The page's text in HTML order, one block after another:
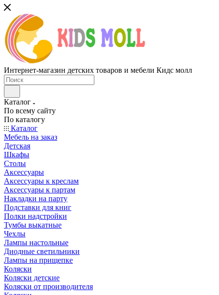
Интернет-магазин детских товаров и мебели Кидс молл
Каталог
По всему сайту
По каталогу
Каталог
Мебель на заказ
Детская
Шкафы
Столы
Аксессуары
Аксессуары к креслам
Аксессуары к партам
Накладки на парту
Подставки для книг
Полки надстройки
Тумбы выкатные
Чехлы
Лампы настольные
Диодные светильники
Лампы на прищепке
Коляски
Коляски детские
Коляски от производителя